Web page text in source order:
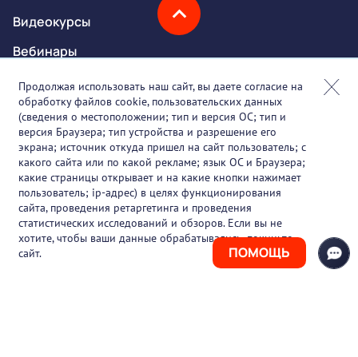
ПОМОЩЬ
Видеокурсы
Вебинары
Онлайн-события
Партнеры
О проекте
Вакансии
Блог
Контакты
Продолжая использовать наш сайт, вы даете согласие на
обработку файлов cookie, пользовательских данных
(сведения о местоположении; тип и версия ОС; тип и
версия Браузера; тип устройства и разрешение его
экрана; источник откуда пришел на сайт пользователь; с
какого сайта или по какой рекламе; язык ОС и Браузера;
какие страницы открывает и на какие кнопки нажимает
пользователь; ip-адрес) в целях функционирования
сайта, проведения ретаргетинга и проведения
статистических исследований и обзоров. Если вы не
хотите, чтобы ваши данные обрабатывались, покиньте
сайт.